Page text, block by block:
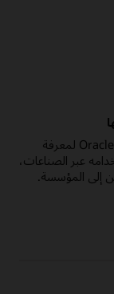
اقرأ هذا الكتاب الإلكتروني الجديد لـ Oracle Blockchain لمعرفة
عبر الصناعات،